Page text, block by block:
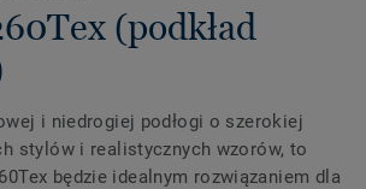
(podkład
i niedrogiej podłogi o szerokiej
stylów i realistycznych wzorów, to
będzie idealnym rozwiązaniem dla